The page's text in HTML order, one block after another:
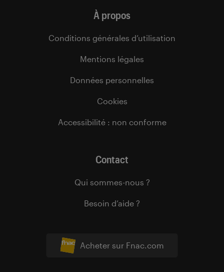
Acheter sur Fnac.com
À propos
Conditions générales d’utilisation
Mentions légales
Données personnelles
Cookies
Accessibilité : non conforme
Contact
Qui sommes-nous ?
Besoin d’aide ?